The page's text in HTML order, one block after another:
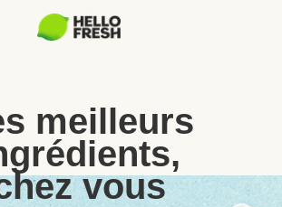
meilleurs
vous